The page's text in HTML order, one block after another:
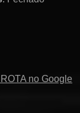
no Google